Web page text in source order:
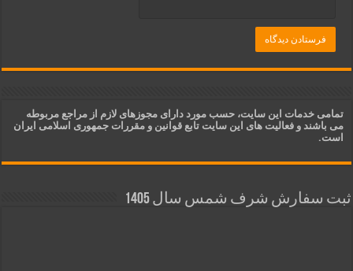
تمامی خدمات این سایت، حسب مورد دارای مجوزهای لازم از مراجع مربوطه
می باشند و فعالیت های این سایت تابع قوانین و مقررات جمهوری اسلامی ایران
است.
ثبت سفارش شرف شمس سال 1405